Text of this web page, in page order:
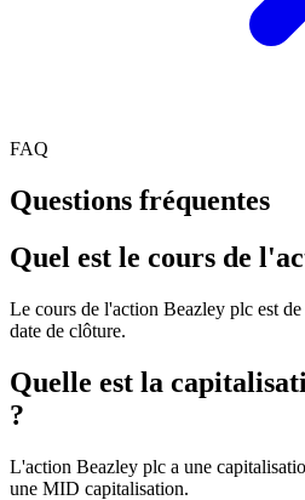
FAQ
Questions fréquentes
Quel est le cours de
Le cours de l'action Beazley plc est
date de clôture.
Quelle est la
?
L'action Beazley plc a une
une MID capitalisation.